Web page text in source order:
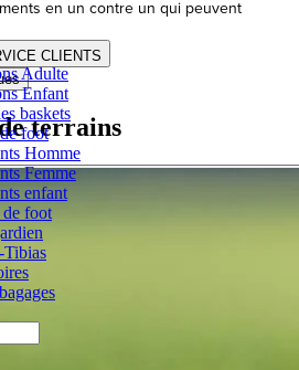
Adulte
Enfant
baskets
foot
Homme
Femme
enfant
foot
Tibias
CLIENTS
terrains